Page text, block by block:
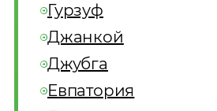
Гурзуф
Джанкой
Джубга
Евпатория